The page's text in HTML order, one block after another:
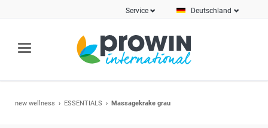
Deutschland
Service
new wellness ESSENTIALS Massagekrake grau